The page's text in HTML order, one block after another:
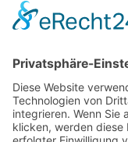
DIREKT-KONTAKT
E-Mail:klb@bistum-